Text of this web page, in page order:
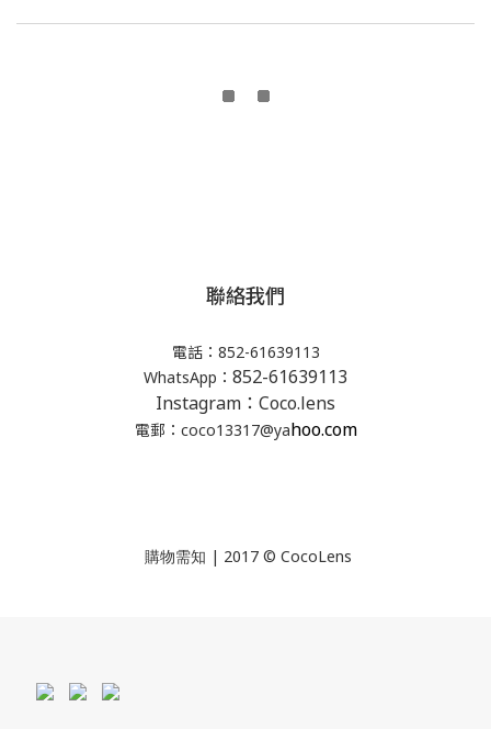
聯絡我們
電話：852-61639113
WhatsApp： 852-61639113
Instagram：Coco.lens
電郵：coco13317@yahoo.com
購物需知 | 2017 © CocoLens